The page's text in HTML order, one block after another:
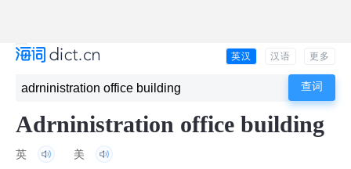
英汉 汉语 更多
Adrninistration office building
英 美